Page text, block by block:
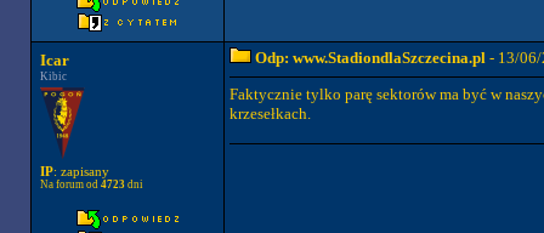
Icar
Kibic
IP: zapisany
Na forum od 4723dni
Odp: www.StadiondlaSzczecina.pl- 13/06/
Faktycznie tylko parę sektorów ma być w
krzesełkach.